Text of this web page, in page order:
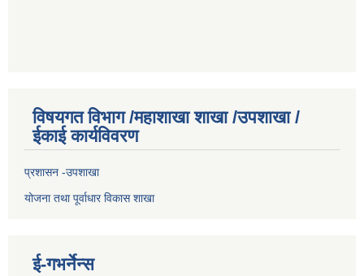
विषयगत विभाग /महाशाखा शाखा /उपशाखा /
ईकाई कार्यविवरण
प्रशासन -उपशाखा
योजना तथा पूर्वाधार विकास शाखा
ई-गभर्नेन्स